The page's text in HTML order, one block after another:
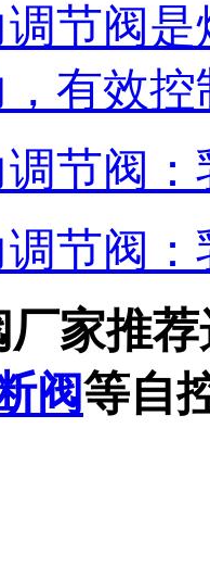
调节阀
有效
节阀
节阀
家推
阀等自